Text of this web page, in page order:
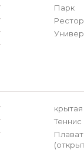
Парк
Теннис